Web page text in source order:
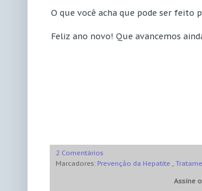
O que você acha que pode ser feito
Feliz ano novo! Que avancemos
2 Comentários
Marcadores: Prevenção da Hepatite
Assine o